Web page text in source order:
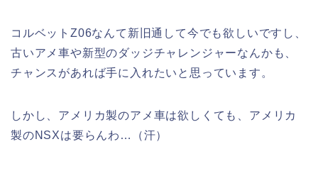
コルベットZ06なんて新旧通して今でも欲しいですし、
古いアメ車や新型のダッジチャレンジャーなんかも、
チャンスがあれば手に入れたいと思っています。
しかし、アメリカ製のアメ車は欲しくても、アメリカ
製のNSXは要らんわ…（汗）